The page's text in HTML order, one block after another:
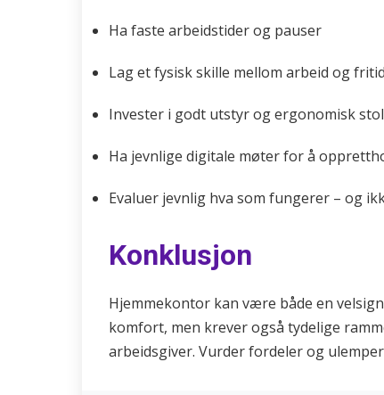
Ha faste arbeidstider og pauser
Lag et fysisk skille mellom arbeid og
Invester i godt utstyr og ergonomisk stol
Ha jevnlige digitale møter for å
Evaluer jevnlig hva som fungerer – og
Konklusjon
Hjemmekontor kan være både en
komfort, men krever også tydelige
arbeidsgiver. Vurder fordeler og